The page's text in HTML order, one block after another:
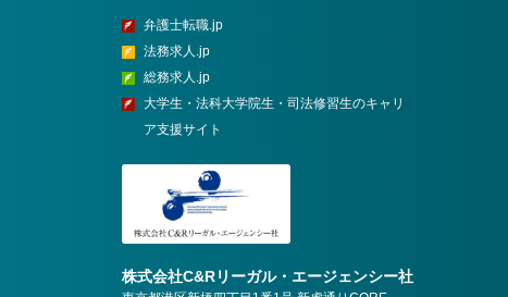
弁護士転職.jp
法務求人.jp
総務求人.jp
大学生・法科大学院生・司法修習生のキャリ
ア支援サイト
株式会社C&Rリーガル・エージェンシー社